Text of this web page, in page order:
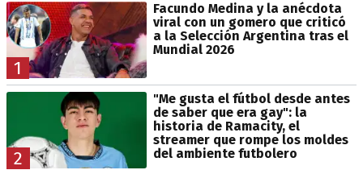
1
Facundo Medina y la anécdota
viral con un gomero que criticó
a la Selección Argentina tras el
Mundial 2026
2
"Me gusta el fútbol desde antes
de saber que era gay": la
historia de Ramacity, el
streamer que rompe los moldes
del ambiente futbolero